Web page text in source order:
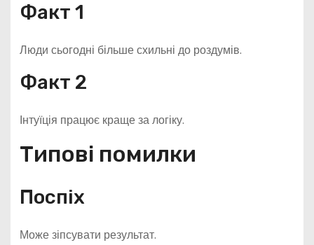
Факт 1
Люди сьогодні більше схильні до роздумів.
Факт 2
Інтуїція працює краще за логіку.
Типові помилки
Поспіх
Може зіпсувати результат.